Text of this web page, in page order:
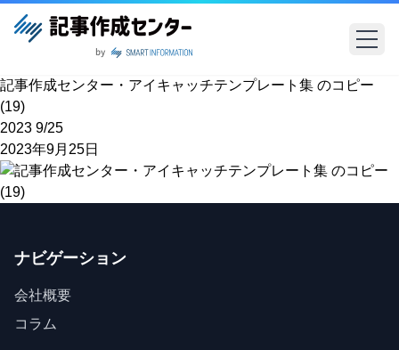
記事作成センター・アイキャッチテンプレート集 のコピー
(19)
2023 9/25
2023年9月25日
ナビゲーション
会社概要
コラム